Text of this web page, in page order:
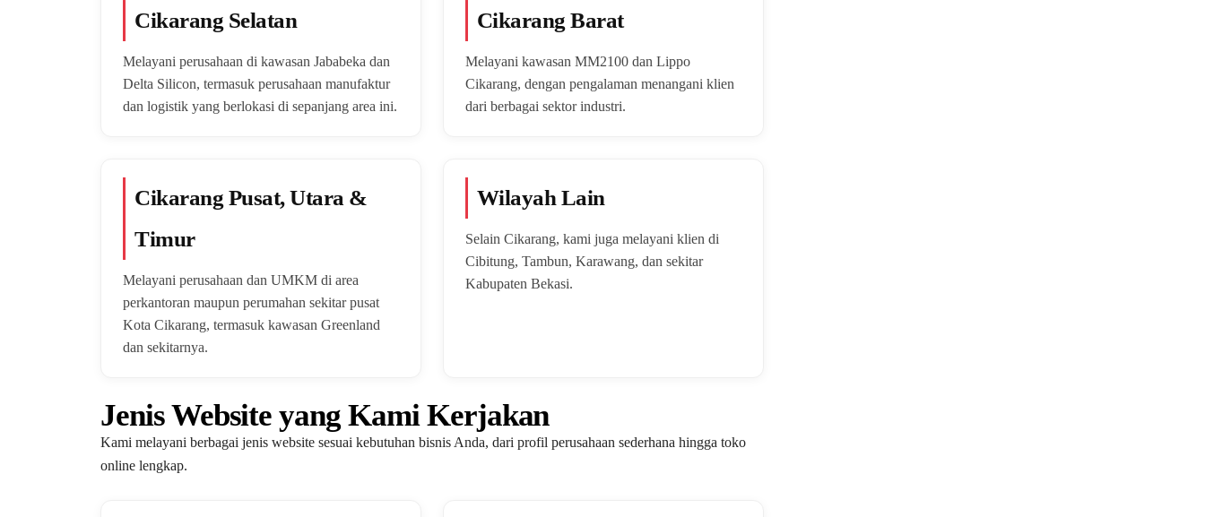
Cikarang Selatan
Melayani perusahaan di kawasan Jababeka dan
Delta Silicon, termasuk perusahaan manufaktur
dan logistik yang berlokasi di sepanjang area ini.
Cikarang Barat
Melayani kawasan MM2100 dan Lippo
Cikarang, dengan pengalaman menangani klien
dari berbagai sektor industri.
Cikarang Pusat, Utara &
Timur
Melayani perusahaan dan UMKM di area
perkantoran maupun perumahan sekitar pusat
Kota Cikarang, termasuk kawasan Greenland
dan sekitarnya.
Wilayah Lain
Selain Cikarang, kami juga melayani klien di
Cibitung, Tambun, Karawang, dan sekitar
Kabupaten Bekasi.
Jenis Website yang Kami Kerjakan
Kami melayani berbagai jenis website sesuai kebutuhan bisnis Anda, dari profil perusahaan sederhana hingga toko
online lengkap.